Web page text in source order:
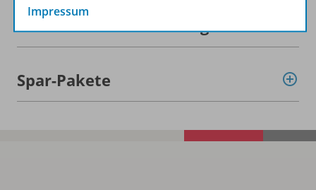
Weitere Inhalte der Ausgabe
Spar-Pakete
Impressum